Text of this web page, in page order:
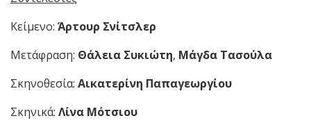
Κείμενο: Άρτουρ Σνίτσλερ
Μετάφραση: Θάλεια Συκιώτη, Μάγδα Τασούλα
Σκηνοθεσία: Αικατερίνη Παπαγεωργίου
Σκηνικά: Λίνα Μότσιου